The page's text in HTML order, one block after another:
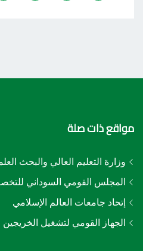
مواقع ذات صلة
وزارة التعليم العالي والبحث
المجلس القومي السوداني
إتحاد جامعات العالم الإسلامي
الجهاز القومي لتشغيل الخريجين